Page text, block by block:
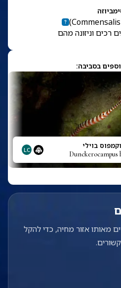
)
רכים וניזונה מהם
בסביבה:
בוילי
Dunckerocampus
LC
מאותו אזור מחיה, כדי להקל